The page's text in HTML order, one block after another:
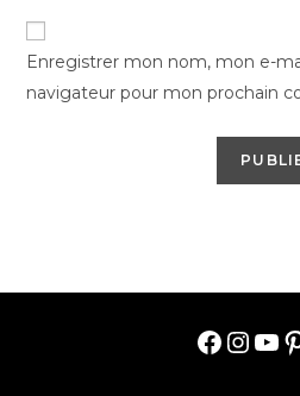
comment
de
votre
Enregistrer mon nom, mon e-
navigateur pour mon prochain
Facebook